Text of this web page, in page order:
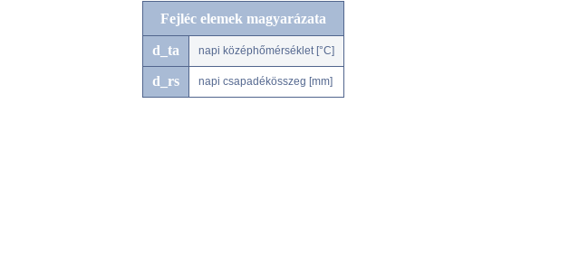
Fejléc elemek magyarázata
d_ta napi középhőmérséklet [°C]
d_rs napi csapadékösszeg [mm]